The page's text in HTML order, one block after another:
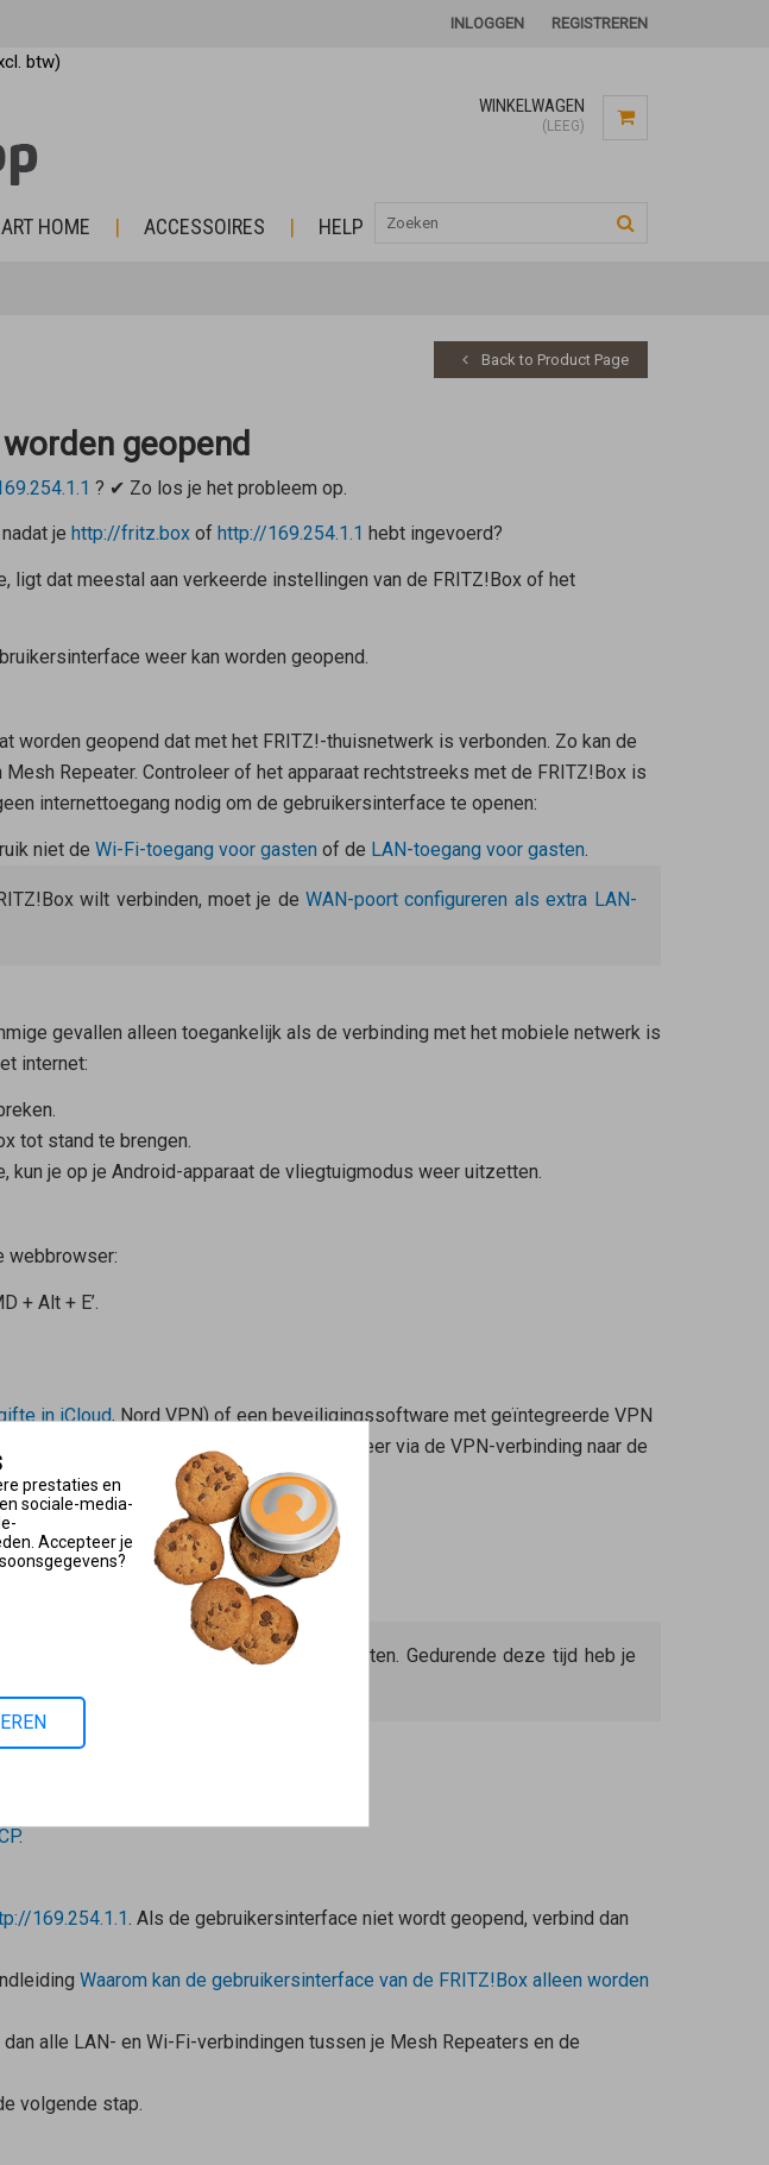
INLOGGEN REGISTREREN
btw)
WINKELWAGEN
(LEEG)
HOME ACCESSOIRES HELP
Back to Product Page
geopend
? ✔ Zo los je het probleem op.
je http://fritz.boxof http://169.254.1.1 hebt ingevoerd?
dat meestal aan verkeerde instellingen van de FRITZ!Box of het
weer kan worden geopend.
worden geopend dat met het FRITZ!-thuisnetwerk is verbonden. Zo kan de
Mesh Repeater. Controleer of het apparaat rechtstreeks met de FRITZ!Box is
internettoegang nodig om de gebruikersinterface te openen:
nietde Wi-Fi-toegang voor gasten of de LAN-toegang voor gasten
wilt verbinden, moet je deWAN-poort configureren als extra LAN-
gevallen alleen toegankelijk als de verbinding met het mobiele netwerk is
internet:
tot stand te brengen.
je op je Android-apparaat de vliegtuigmodus weer uitzetten.
webbrowser:
+ Alt + E’.
in iCloud, Nord VPN) of een beveiligingssoftware met geïntegreerde VPN
geopend, omdat alle gegevensverkeer via de VPN-verbinding naar de
Het opnieuw opstarten duurt ca. 2 minuten. Gedurende deze tijd heb je
verhinderen:
.
169.254.1.1. Als de gebruikersinterface niet wordt geopend, verbind dan
Waarom kan de gebruikersinterface van de FRITZ!Box alleen worden
alle LAN- en Wi-Fi-verbindingen tussen je Mesh Repeaters en de
volgende stap.
prestaties en
sociale-media-
Accepteer je